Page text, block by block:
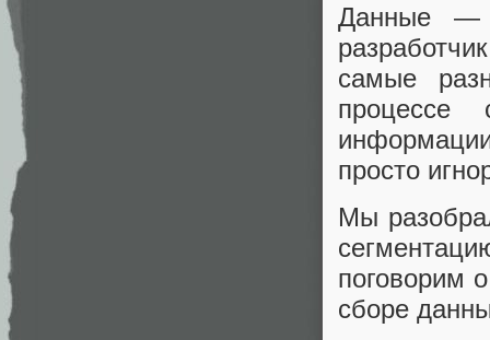
Данные —
самые
процессе
просто
Мы
поговорим
сборе